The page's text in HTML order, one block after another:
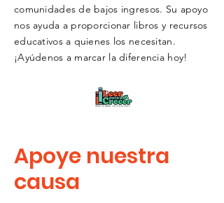
comunidades de bajos ingresos. Su apoyo
nos ayuda a proporcionar libros y recursos
educativos a quienes los necesitan.
¡Ayúdenos a marcar la diferencia hoy!
Apoye nuestra
causa